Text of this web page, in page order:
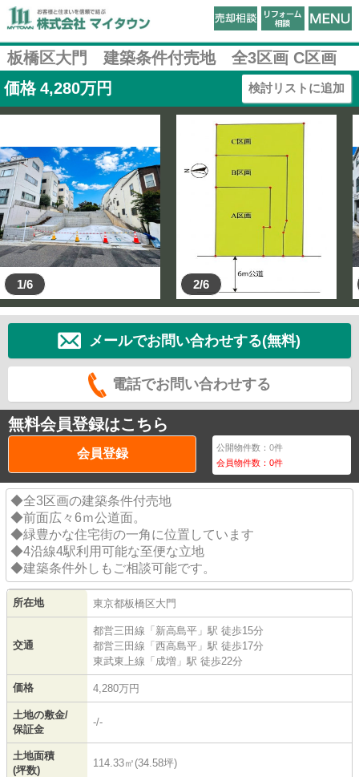
板橋区大門 建築条件付売地 全3区画 C区画
価格 4,280万円 検討リストに追加
1/6 2/6
メールでお問い合わせする(無料)
電話でお問い合わせする
無料会員登録はこちら
会員登録 公開物件数：0件
会員物件数：0件
◆全3区画の建築条件付売地
◆前面広々6ｍ公道面。
◆緑豊かな住宅街の一角に位置しています
◆4沿線4駅利用可能な至便な立地
◆建築条件外しもご相談可能です。
所在地 東京都板橋区大門
交通
都営三田線 「 新高島平 」駅 徒歩15分
都営三田線 「 西高島平 」駅 徒歩17分
東武東上線 「 成増 」駅 徒歩22分
価格 4,280万円
土地の敷金/
保証金
-/-
土地面積
(坪数)
114.33㎡(34.58坪)